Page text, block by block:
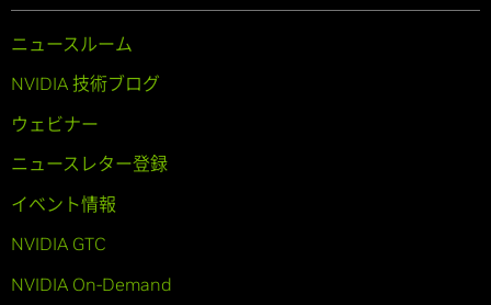
ニュースルーム
NVIDIA 技術ブログ
ウェビナー
ニュースレター登録
イベント情報
NVIDIA GTC
NVIDIA On-Demand